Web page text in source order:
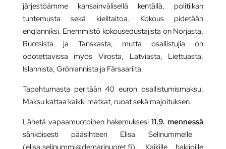
järjestöämme kansainvälisellä kentällä, politiikan
tuntemusta sekä kielitaitoa. Kokous pidetään
englanniksi. Enemmistö kokousedustajista on Norjasta,
Ruotsista ja Tanskasta, mutta osallistujia on
odotettavissa myös Virosta, Latviasta, Liettuasta,
Islannista, Grönlannista ja Färsaarilta.
Tapahtumasta peritään 40 euron osallistumismaksu.
Maksu kattaa kaikki matkat, ruoat sekä majoituksen.
Lähetä vapaamuotoinen hakemuksesi11.9. mennessä
sähköisesti pääsihteeri Elisa Selinummelle
(elisa.selinummi@demarinuoret.fi). Kaikille hakijoille